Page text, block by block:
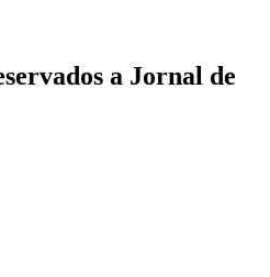
a Jornal de